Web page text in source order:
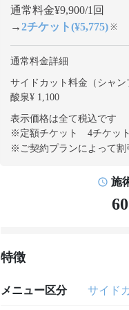
通常料金¥9,900/1回
→2チケット(¥5,775) ※
通常料金詳細
サイドカット料金（シャ
酸泉¥ 1,100
表示価格は全て税込です
※定額チケット 4チケッ
※ご契約プランによって割
施
60
特徴
メニュー区分 サイド